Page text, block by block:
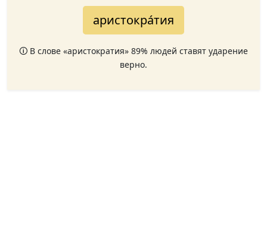
аристокра́тия
🛈 В слове «аристократия» 89% людей ставят ударение
верно.